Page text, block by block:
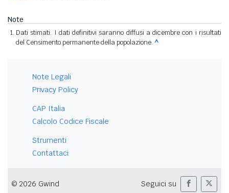
Note
Dati stimati. I dati definitivi saranno diffusi a dicembre con i risultati
del Censimento permanente della popolazione. ^
Note Legali
Privacy Policy
CAP Italia
Calcolo Codice Fiscale
Strumenti
Contattaci
© 2026 Gwind Seguici su